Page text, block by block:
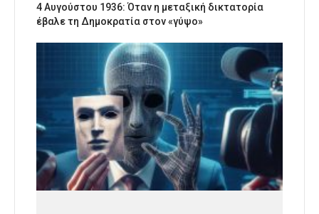
4 Αυγούστου 1936: Όταν η μεταξική δικτατορία
έβαλε τη Δημοκρατία στον «γύψο»